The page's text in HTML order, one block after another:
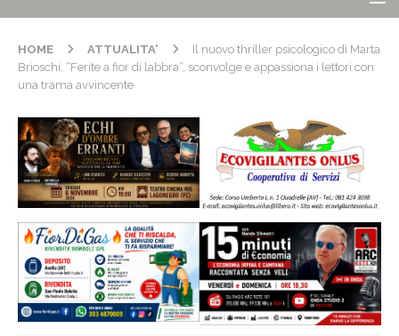
HOME ATTUALITA'
Il nuovo thriller psicologico di Marta
Brioschi, “Ferite a fior di labbra”, sconvolge e appassiona i lettori con
una trama avvincente